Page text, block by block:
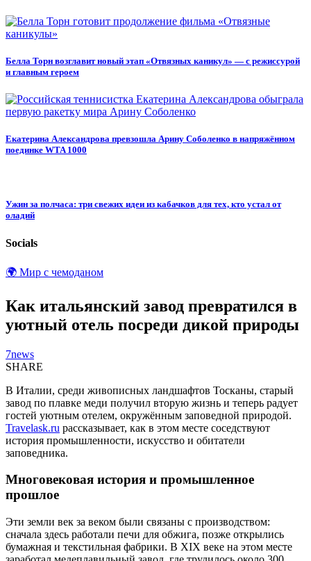
Белла Торн возглавит новый этап «Отвязных каникул» — с режиссурой
и главным героем
Екатерина Александрова превзошла Арину Соболенко в напряжённом
поединке WTA 1000
Ужин за полчаса: три свежих идеи из кабачков для тех, кто устал от
оладий
Socials
🌍 Мир с чемоданом
Как итальянский завод превратился в
уютный отель посреди дикой природы
7news
SHARE
В Италии, среди живописных ландшафтов Тосканы, старый
завод по плавке меди получил вторую жизнь и теперь радует
гостей уютным отелем, окружённым заповедной природой.
Travelask.ru рассказывает, как в этом месте соседствуют
история промышленности, искусство и обитатели
заповедника.
Многовековая история и промышленное
прошлое
Эти земли век за веком были связаны с производством:
сначала здесь работали печи для обжига, позже открылись
бумажная и текстильная фабрики. В XIX веке на этом месте